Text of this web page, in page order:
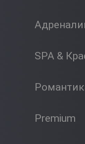
SPA &
Premium